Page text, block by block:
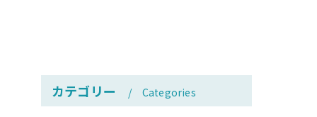
カテゴリー Categories